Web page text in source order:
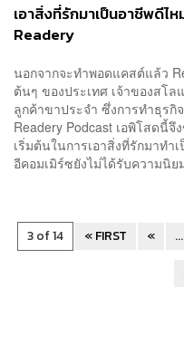
เอาสิ่งที่รักมาเป็นอาชีพดีไ
Readery
นอกจากจะทำพอดแคสต์แล้ว
ต้นๆ ของประเทศ เจ้าของสโล
ลูกค้าขาประจำ ซึ่งการทำธุรกิ
Readery Podcast เอพิโสดนี้
เริ่มต้นในการเอาสิ่งที่รักมาทำ
อีคอมเมิร์ซยังไม่ได้รับความนิย
3 of 14 « FIRST « ...